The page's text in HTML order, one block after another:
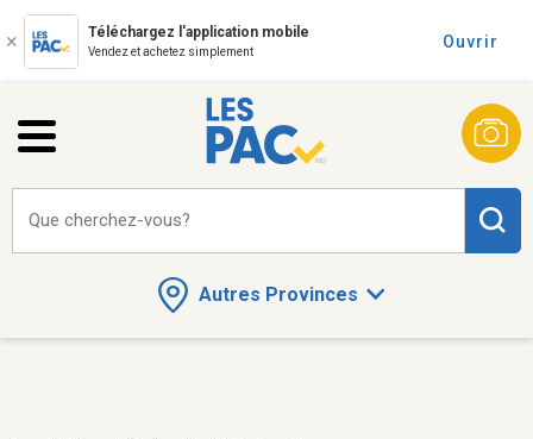
Téléchargez l'application mobile
Vendez et achetez simplement
Ouvrir
Autres Provinces
Que cherchez-vous?